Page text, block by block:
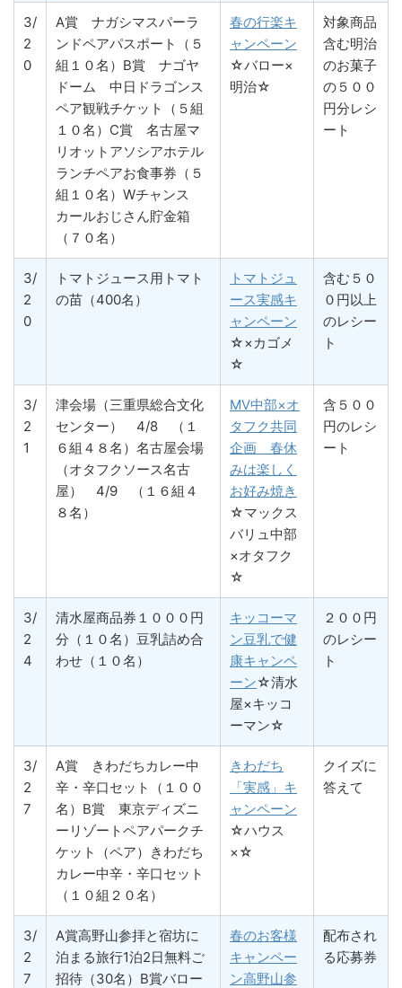
3/
2
0
A賞 ナガシマスパーラ
ンドペアパスポート（５
組１０名）B賞 ナゴヤ
ドーム 中日ドラゴンス
ペア観戦チケット（５組
１０名）C賞 名古屋マ
リオットアソシアホテル
ランチペアお食事券（５
組１０名）Wチャンス
カールおじさん貯金箱
（７０名）
春の行楽キ
ャンペーン
☆バロー×
明治☆
対象商品
含む明治
のお菓子
の５００
円分レシ
ート
3/
2
0
トマトジュース用トマト
の苗（400名）
トマトジュ
ース実感キ
ャンペーン
☆×カゴメ
☆
含む５０
０円以上
のレシー
ト
3/
2
1
津会場（三重県総合文化
センター） 4/8 （１
６組４８名）名古屋会場
（オタフクソース名古
屋） 4/9 （１６組４
８名）
MV中部×オ
タフク共同
企画 春休
みは楽しく
お好み焼き
☆マックス
バリュ中部
×オタフク
☆
含５００
円のレシ
ート
3/
2
4
清水屋商品券１０００円
分（１０名）豆乳詰め合
わせ（１０名）
キッコーマ
ン豆乳で健
康キャンペ
ーン☆清水
屋×キッコ
ーマン☆
２００円
のレシー
ト
3/
2
7
A賞 きわだちカレー中
辛・辛口セット（１００
名）B賞 東京ディズニ
ーリゾートペアパークチ
ケット（ペア）きわだち
カレー中辛・辛口セット
（１０組２０名）
きわだち
「実感」キ
ャンペーン
☆ハウス
×☆
クイズに
答えて
3/
2
7
A賞高野山参拝と宿坊に
泊まる旅行1泊2日無料ご
招待（30名）B賞バロー
春のお客様
キャンペー
ン高野山参
配布され
る応募券